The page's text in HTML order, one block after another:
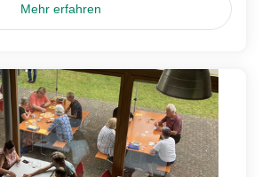
Mehr erfahren